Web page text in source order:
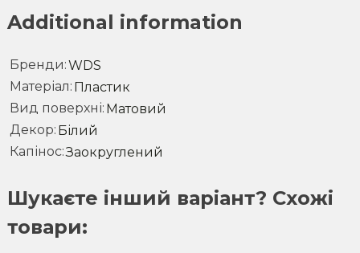
Additional information
Бренди WDS
Матеріал Пластик
Вид поверхні Матовий
Декор Білий
Капінос Заокруглений
Шукаєте інший варіант? Схожі
товари: